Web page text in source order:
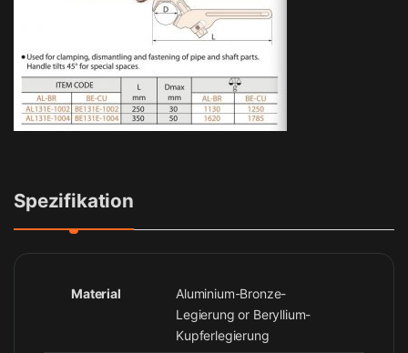
Spezifikation
Material
Aluminium-Bronze-
Legierung or Beryllium-
Kupferlegierung